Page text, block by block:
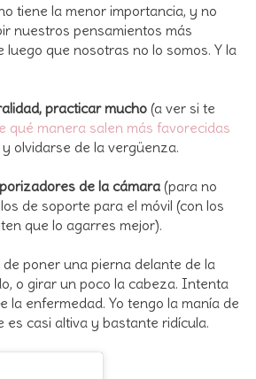
tiene la menor importancia, y no
nuestros pensamientos más
que nosotras no lo somos. Y la
practicar mucho(a ver si te
qué manera salen más favorecidas
olvidarse de la vergüenza.
de la cámara (para no
de soporte para el móvil (con los
que lo agarres mejor).
poner una pierna delante de la
o girar un poco la cabeza. Intenta
enfermedad. Yo tengo la manía de
casi altiva y bastante ridícula.